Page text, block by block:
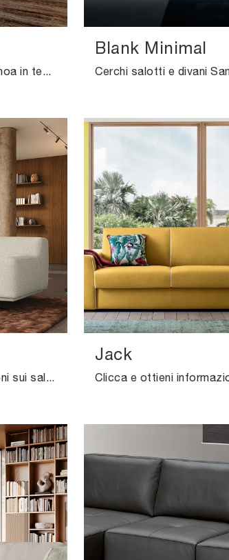
Cerchi salotti e divani Samoa in tessuto? Clicca e ottieni informazioni sul modello Swing Slick per spazi moderni.
Blank Minimal
Jack